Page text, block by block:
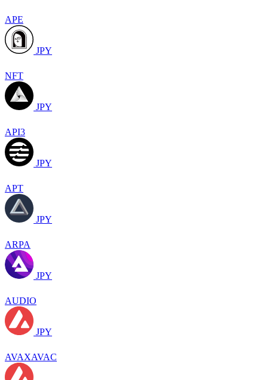
APE
JPY
NFT
JPY
API3
JPY
APT
JPY
ARPA
JPY
AUDIO
JPY
AVAXAVAC